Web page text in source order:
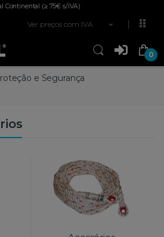
Continental (≥ 75€ s/IVA)
Ver preços com IVA
0
e Segurança